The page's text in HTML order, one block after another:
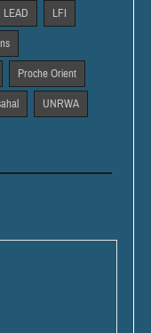
LEAD LFI
Proche Orient
UNRWA